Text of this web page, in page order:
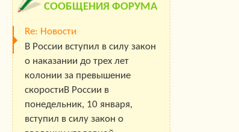
СООБЩЕНИЯ ФОРУМА
Re: Новости
В России вступил в силу закон
о наказании до трех лет
колонии за превышение
скоростиВ России в
понедельник, 10 января,
вступил в силу закон о